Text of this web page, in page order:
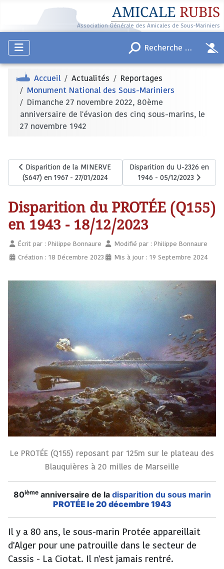
AMICALE RUBIS
Association Générale des Amicales de Sous-Mariniers
Accueil Actualités
Reportages
Monument National des Sous-Mariniers
Dimanche 27 novembre 2022, 80ème
anniversaire de l'évasion des cinq sous-marins, le
27 novembre 1942
Article précédent : Disparition de la MINERVE (S647) en 1967 -
Disparition de la MINERVE
(S647) en 1967 - 27/01/2024
Article suivant : Disparition
Disparition du U-2326 en
1946 - 05/12/2023
Disparition du PROTÉE (Q155)
en 1943 - 18/12/2023
Écrit par :Philippe Bonnaure
Création : 18 Décembre 2023
Modifié par : Philippe Bonnaure
Mis à jour : 19 Septembre 2024
Le PROTÉE (Q155) reposant par 125m sur le plateau des
Blauquières à 20 milles de Marseille
80ièmeanniversaire de la disparition du sous marin
PROTÉE le20 décembre 1943
Il y a 80 ans, le sous-marin Protée appareillait
d'Alger pour une patrouille dans le secteur de
Cassis - La Ciotat. Il n'est jamais rentré.